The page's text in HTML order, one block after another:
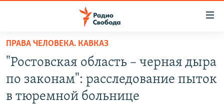
упрощенного
доступа
основному
ПРОГРАММЫ
АВТОРСКИЕ ПРОЕКТЫ
ПРАВА ЧЕЛОВЕКА. КАВКАЗ
"Ростовская область – черная дыра
по законам": расследование пыток
в тюремной больнице